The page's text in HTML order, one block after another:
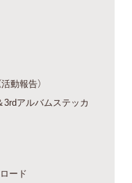
動報告）
アルバムステッカ
ード